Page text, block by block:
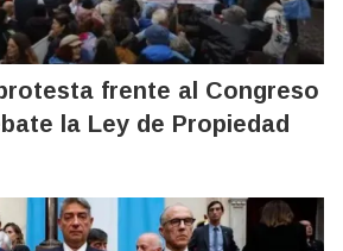
frente al Congreso
la Ley de Propiedad